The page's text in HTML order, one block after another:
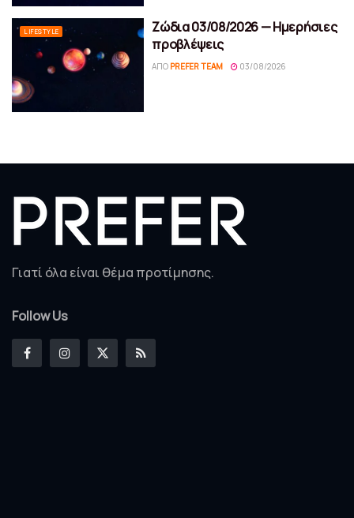
LIFESTYLE
Ζώδια 03/08/2026 — Ημερήσιες
προβλέψεις
ΑΠΌ PREFER TEAM 03/08/2026
Γιατί όλα είναι θέμα προτίμησης.
Follow Us